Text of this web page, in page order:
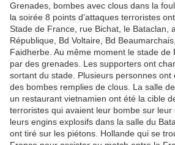
Grenades, bombes avec clous dans la
la soirée 8 points d’attaques terroristes
Stade de France, rue Bichat, le Bataclan,
République, Bd Voltaire, Bd
Faidherbe. Au même moment le stade de
par des grenades. Les supporters ont
sortant du stade. Plusieurs personnes ont
des bombes remplies de clous. La salle
un restaurant vietnamien ont été la cible
terroristes qui avaient leur bombe sur leur
leurs engins explosifs dans la salle du
ont tiré sur les piétons. Hollande qui se